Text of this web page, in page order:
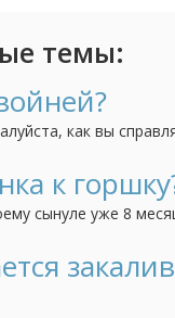
темы:
как вы
к
сынуле уже 8
Но он
книжки не